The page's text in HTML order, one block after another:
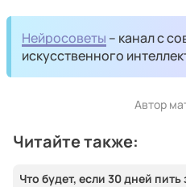
Нейросоветы – канал с
искусственного
Автор
Читайте также:
Что будет, если 30 дней